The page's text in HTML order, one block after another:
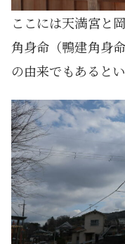
ここには天満宮と
角身命（鴨建角身
の由来でもあるとい